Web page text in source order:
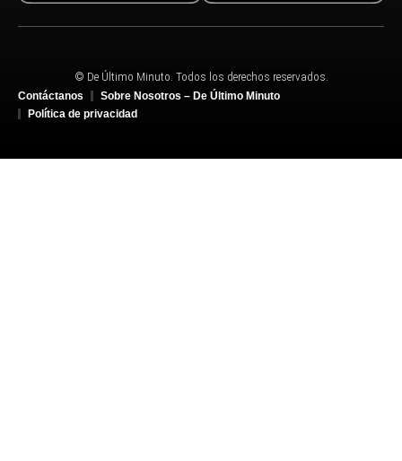
© De Último Minuto. Todos los derechos reservados.
Contáctanos
Sobre Nosotros – De Último Minuto
Política de privacidad